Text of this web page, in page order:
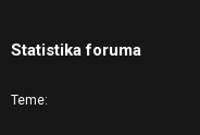
Statistika foruma
Teme